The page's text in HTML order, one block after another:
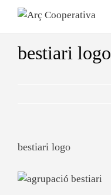
bestiari logo
bestiari logo